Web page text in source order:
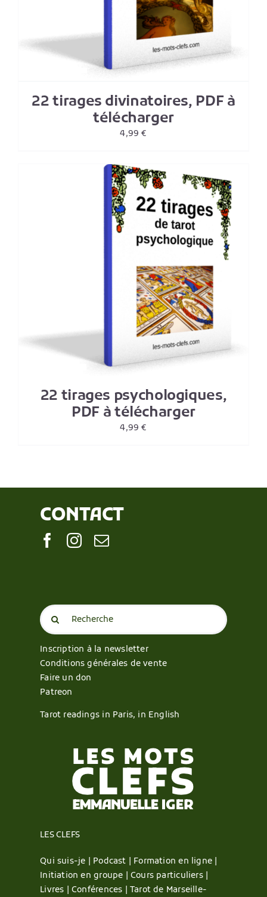
22 tirages divinatoires, PDF à
télécharger
4,99€
22 tirages psychologiques,
PDF à télécharger
4,99€
CONTACT
Search
for:
Inscription à la newsletter
Conditions générales de vente
Faire un don
Patreon
Tarot readings in Paris, in English
LES CLEFS
Qui suis-je | Podcast | Formation en ligne |
Initiation en groupe |Cours particuliers |
Livres |Conférences |Tarot de Marseille-